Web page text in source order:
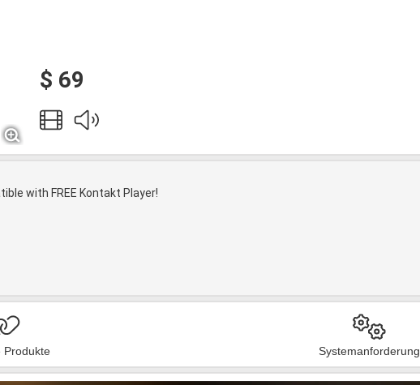
$ 69
with FREE Kontakt Player!
Produkte Systemanforderung